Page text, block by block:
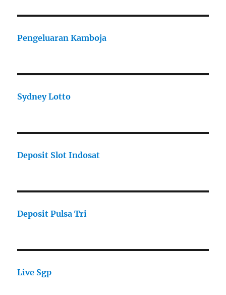
Pengeluaran Kamboja
Sydney Lotto
Deposit Slot Indosat
Deposit Pulsa Tri
Live Sgp